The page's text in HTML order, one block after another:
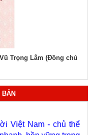
Trọng Lâm (Đồng chủ
BẢN
nước đến kỷ nguyên
PGS.TS. Vũ Trọng
lý luận của Đảng về
lên chủ nghĩa xã hội
tới Đại hội đại biểu
Tô Huy Rứa
Việt Nam - chủ thể
bền vững trong
Hậu (Chủ biên).